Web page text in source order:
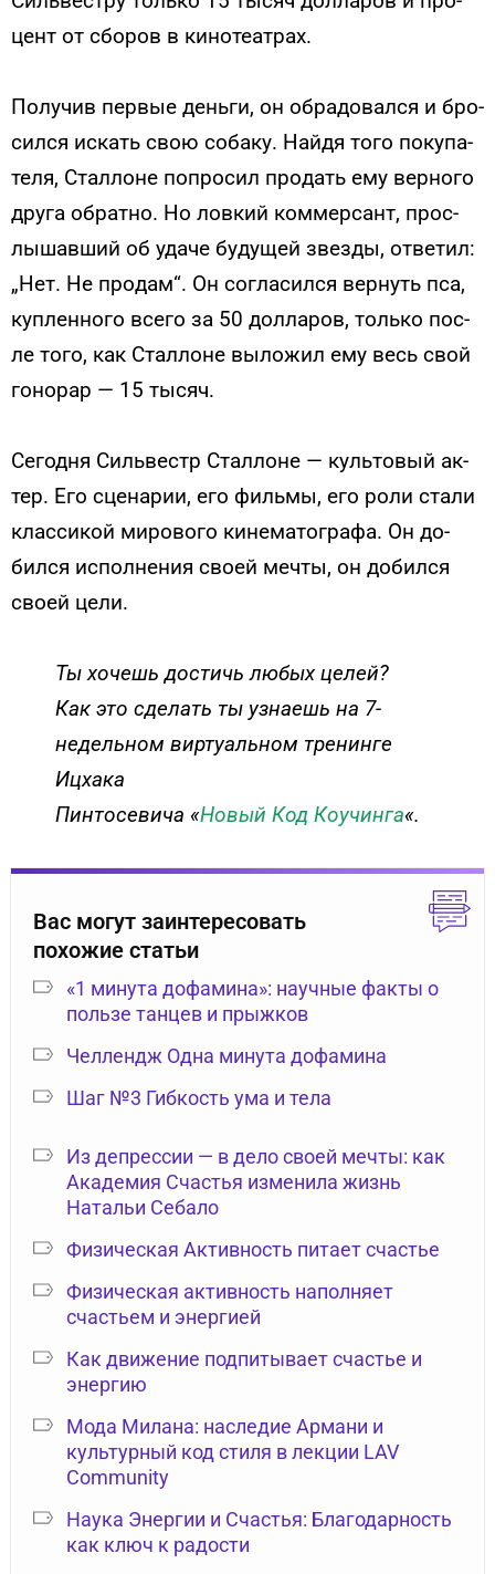
цент от сбо­ров в ки­ноте­ат­рах.
По­лучив пер­вые день­ги, он об­ра­довал­ся и бро­
сил­ся ис­кать свою со­баку. Най­дя то­го по­купа­
теля, Стал­ло­не поп­ро­сил про­дать ему вер­но­го
дру­га об­ратно. Но лов­кий ком­мерсант, прос­
лы­шав­ший об уда­че бу­дущей звез­ды, от­ве­тил:
„Нет. Не про­дам“. Он сог­ла­сил­ся вер­нуть пса,
куп­ленно­го все­го за 50 дол­ла­ров, толь­ко пос­
ле то­го, как Стал­ло­не вы­ложил ему весь свой
го­норар — 15 ты­сяч.
Се­год­ня Силь­вестр Стал­ло­не — куль­то­вый ак­
тер. Его сце­нарии, его филь­мы, его ро­ли ста­ли
клас­си­кой ми­рово­го ки­нема­тог­ра­фа. Он до­
бил­ся ис­полне­ния сво­ей меч­ты, он до­бил­ся
сво­ей це­ли.
Ты хочешь достичь любых целей?
Как это сделать ты узнаешь на 7-
недельном виртуальном тренинге
Ицхака
Пинтосевича «Новый Код Коучинга«.
Вас могут заинтересовать
похожие статьи
«1 минута дофамина»: научные факты о
пользе танцев и прыжков
Челлендж Одна минута дофамина
Шаг №3 Гибкость ума и тела
Из депрессии — в дело своей мечты: как
Академия Счастья изменила жизнь
Натальи Себало
Физическая Активность питает счастье
Физическая активность наполняет
счастьем и энергией
Как движение подпитывает счастье и
энергию
Мода Милана: наследие Армани и
культурный код стиля в лекции LAV
Community
Наука Энергии и Счастья: Благодарность
как ключ к радости